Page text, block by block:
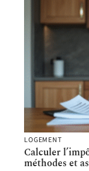
LOGEMENT
Calculer
méthodes et